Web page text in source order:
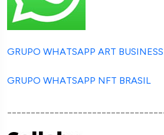
GRUPO WHATSAPP ART BUSINESS
GRUPO WHATSAPP NFT BRASIL